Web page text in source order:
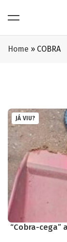
Home » COBRA
JÁ VIU?
“Cobra-cega”